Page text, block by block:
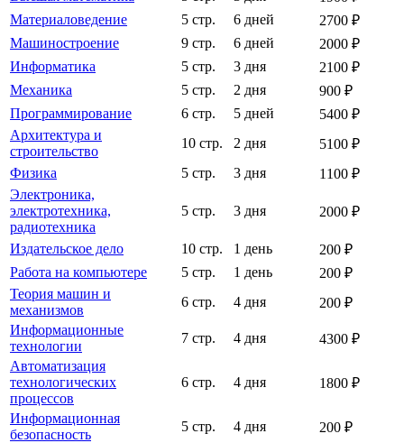
Материаловедение
5 стр. 6 дней
2700 ₽
Машиностроение
9 стр. 6 дней
2000 ₽
Информатика
5 стр. 3 дня
2100 ₽
Механика
5 стр. 2 дня
900 ₽
Программирование
6 стр. 5 дней
5400 ₽
Архитектура и
строительство
10 стр. 2 дня
5100 ₽
Физика
5 стр. 3 дня
1100 ₽
Электроника,
электротехника,
радиотехника
5 стр. 3 дня 2000 ₽
Издательское дело 10 стр. 1 день
200 ₽
Работа на компьютере
5 стр. 1 день
200 ₽
Теория машин и
механизмов
6 стр. 4 дня
200 ₽
Информационные
технологии
7 стр. 4 дня
4300 ₽
Автоматизация
технологических
процессов
6 стр. 4 дня 1800 ₽
Информационная
безопасность
5 стр. 4 дня
200 ₽